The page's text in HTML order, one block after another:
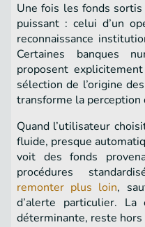
Une fois les fonds sortis
puissant : celui d’un
reconnaissance
Certaines banques
proposent
sélection de l’origine
transforme la perception
Quand l’utilisateur
fluide, presque
voit des fonds
procédures
remonter plus loin,
d’alerte particulier. La
déterminante, reste hors